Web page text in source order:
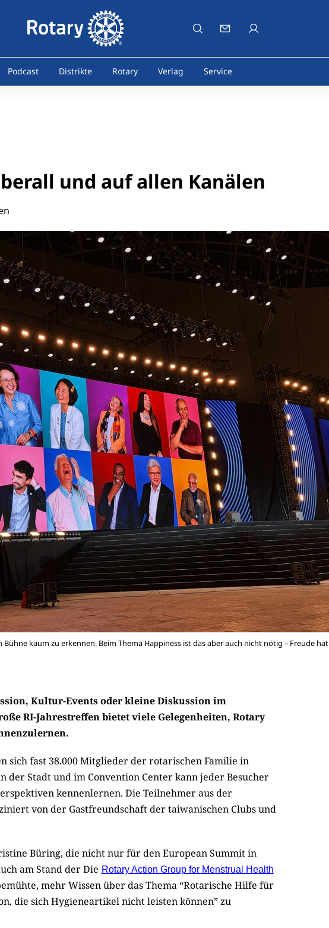
Podcast Distrikte Rotary Verlag Service
und auf allen Kanälen
kaum zu erkennen. Beim Thema Happiness ist das aber auch nicht nötig – Freude hat
Kultur-Events oder kleine Diskussion im
RI-Jahrestreffen bietet viele Gelegenheiten, Rotary
sich fast 38.000 Mitglieder der rotarischen Familie in
der Stadt und im Convention Center kann jeder Besucher
kennenlernen. Die Teilnehmer aus der
von der Gastfreundschaft der taiwanischen Clubs und
Büring, die nicht nur für den European Summit in
am Stand der Die Rotary Action Group for Menstrual Health
mehr Wissen über das Thema “Rotarische Hilfe für
die sich Hygieneartikel nicht leisten können” zu